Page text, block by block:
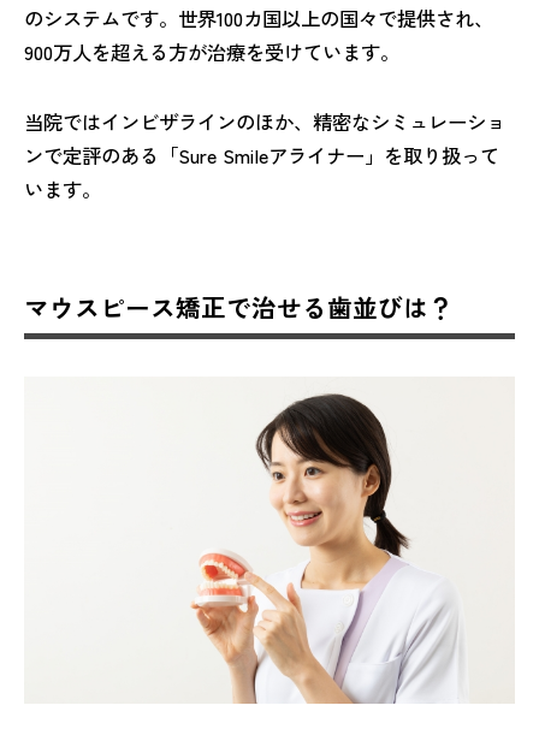
のシステムです。世界100カ国以上の国々で提供され、
900万人を超える方が治療を受けています。
当院ではインビザラインのほか、精密なシミュレーショ
ンで定評のある「Sure Smileアライナー」を取り扱って
います。
マウスピース矯正で治せる歯並びは？